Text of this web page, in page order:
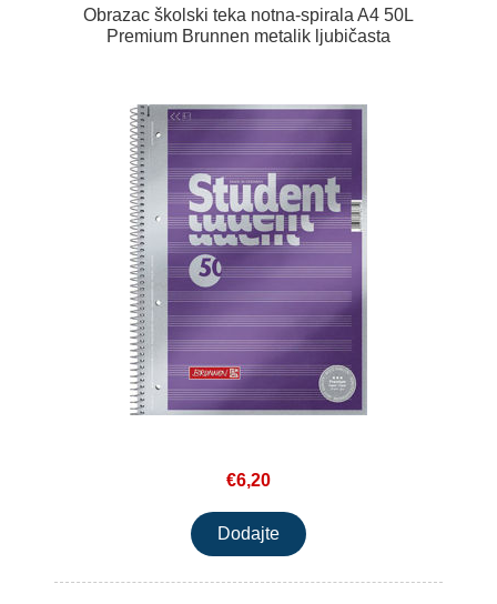
Obrazac školski teka notna-spirala A4 50L
Premium Brunnen metalik ljubičasta
€6,20